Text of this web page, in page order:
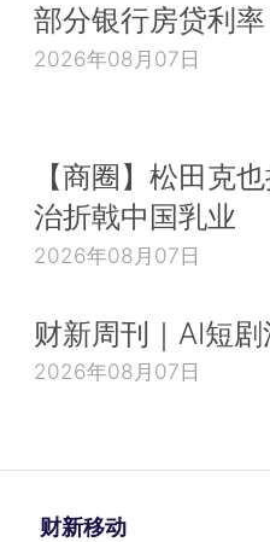
部分银行房贷利
2026年08月07日
【商圈】松田克
治折戟中国乳业
2026年08月07日
财新周刊｜AI短
2026年08月07日
财新移动